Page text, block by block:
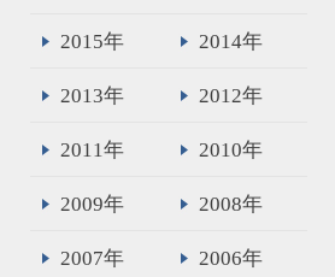
2015年 2014年
2013年 2012年
2011年 2010年
2009年 2008年
2007年 2006年